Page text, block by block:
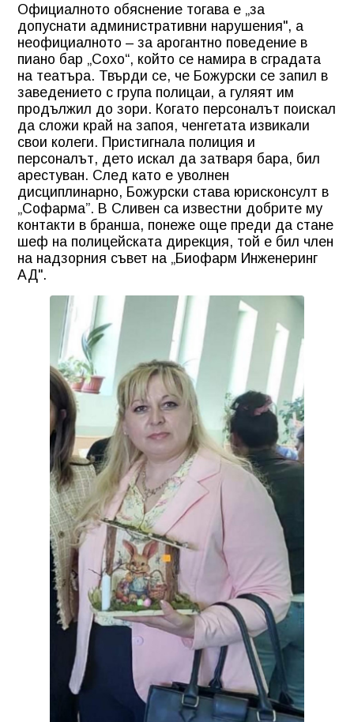
Официалното обяснение тогава е „за
допуснати административни нарушения", а
неофициалното – за арогантно поведение в
пиано бар „Сохо“, който се намира в сградата
на театъра. Твърди се, че Божурски се запил в
заведението с група полицаи, а гуляят им
продължил до зори. Когато персоналът поискал
да сложи край на запоя, ченгетата извикали
свои колеги. Пристигнала полиция и
персоналът, дето искал да затваря бара, бил
арестуван. След като е уволнен
дисциплинарно, Божурски става юрисконсулт в
„Софарма”. В Сливен са известни добрите му
контакти в бранша, понеже още преди да стане
шеф на полицейската дирекция, той е бил член
на надзорния съвет на „Биофарм Инженеринг
АД".